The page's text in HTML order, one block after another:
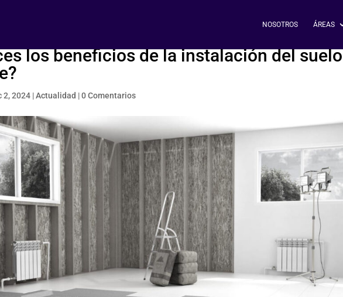
NOSOTROS ÁREAS
los beneficios de la instalación del suelo
2, 2024 |Actualidad |0 Comentarios